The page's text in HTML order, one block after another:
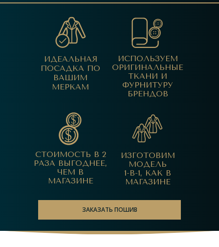
ЗАКАЗАТЬ ПОШИВ
ИСПОЛЬЗУЕМ
ОРИГИНАЛЬНЫЕ
ТКАНИ И
ФУРНИТУРУ
БРЕНДОВ
ИЗГОТОВИМ
МОДЕЛЬ
1-В-1, КАК В
МАГАЗИНЕ
ИДЕАЛЬНАЯ
ПОСАДКА ПО
ВАШИМ
МЕРКАМ
СТОИМОСТЬ В 2
РАЗА ВЫГОДНЕЕ,
ЧЕМ В
МАГАЗИНЕ